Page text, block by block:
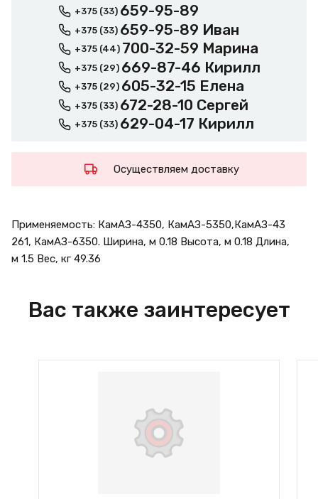
+375 (33) 659-95-89
+375 (33) 659-95-89 Иван
+375 (44) 700-32-59 Марина
+375 (29) 669-87-46 Кирилл
+375 (29) 605-32-15 Елена
+375 (33) 672-28-10 Сергей
+375 (33) 629-04-17 Кирилл
Осуществляем доставку
Применяемость: КамАЗ-4350, КамАЗ-5350,КамАЗ-43
261, КамАЗ-6350. Ширина, м 0.18 Высота, м 0.18 Длина,
м 1.5 Вес, кг 49.36
Вас также заинтересует